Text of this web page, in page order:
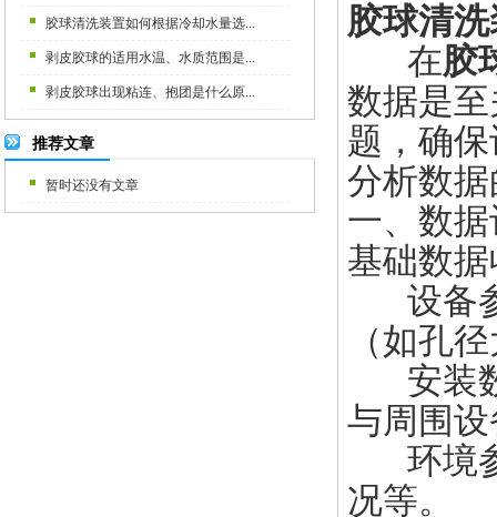
胶球清洗装置如何根据冷却水量选...
剥皮胶球的适用水温、水质范围是...
剥皮胶球出现粘连、抱团是什么原...
推荐文章
暂时还没有文章
胶球清
在胶
数据是
题，确
分析数
一、数
基础数
设备
（如孔
安装
与周围
环境参
况等。